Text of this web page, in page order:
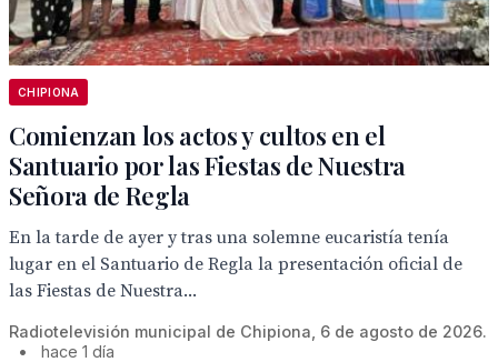
CHIPIONA
Comienzan los actos y cultos en el
Santuario por las Fiestas de Nuestra
Señora de Regla
En la tarde de ayer y tras una solemne eucaristía tenía
lugar en el Santuario de Regla la presentación oficial de
las Fiestas de Nuestra...
Radiotelevisión municipal de Chipiona, 6 de agosto de 2026.
•
hace 1 día